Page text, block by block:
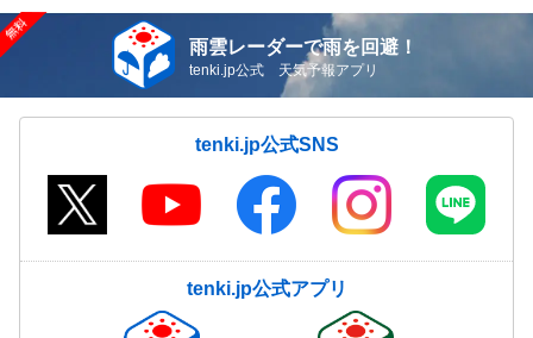
雨雲レーダーで雨を回避！
tenki.jp公式 天気予報アプリ
tenki.jp公式SNS
tenki.jp公式アプリ